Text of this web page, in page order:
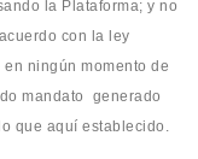
la Plataforma; y no
con la ley
ningún momento de
mandato generado
que aquí establecido.